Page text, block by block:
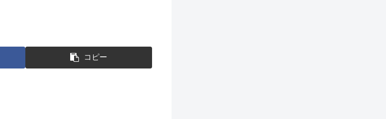
コピー